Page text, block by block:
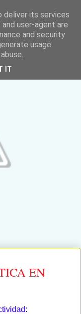
EN
deliver its services
user-agent are
and security
usage
IT